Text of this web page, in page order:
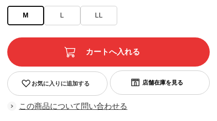
M L LL
お気に入りに追加する
この商品について問い合わせる